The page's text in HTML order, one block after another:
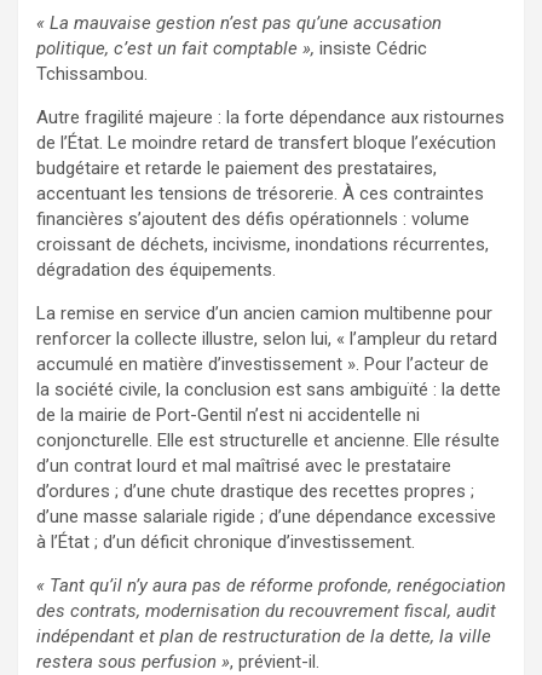
« La mauvaise gestion n’est pas qu’une accusation
politique, c’est un fait comptable », insiste Cédric
Tchissambou.
Autre fragilité majeure : la forte dépendance aux ristournes
de l’État. Le moindre retard de transfert bloque l’exécution
budgétaire et retarde le paiement des prestataires,
accentuant les tensions de trésorerie. À ces contraintes
financières s’ajoutent des défis opérationnels : volume
croissant de déchets, incivisme, inondations récurrentes,
dégradation des équipements.
La remise en service d’un ancien camion multibenne pour
renforcer la collecte illustre, selon lui, « l’ampleur du retard
accumulé en matière d’investissement ». Pour l’acteur de
la société civile, la conclusion est sans ambiguïté : la dette
de la mairie de Port-Gentil n’est ni accidentelle ni
conjoncturelle. Elle est structurelle et ancienne. Elle résulte
d’un contrat lourd et mal maîtrisé avec le prestataire
d’ordures ; d’une chute drastique des recettes propres ;
d’une masse salariale rigide ; d’une dépendance excessive
à l’État ; d’un déficit chronique d’investissement.
« Tant qu’il n’y aura pas de réforme profonde, renégociation
des contrats, modernisation du recouvrement fiscal, audit
indépendant et plan de restructuration de la dette, la ville
restera sous perfusion », prévient-il.